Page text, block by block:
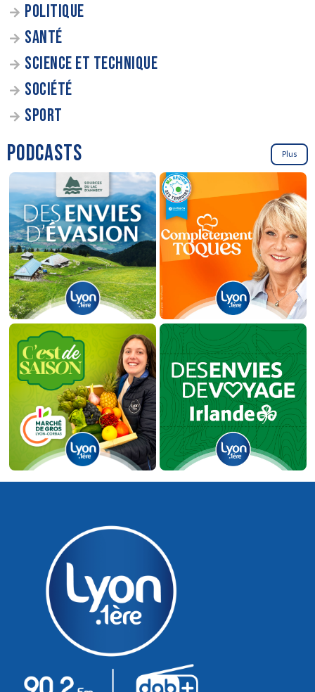
POLITIQUE
SANTÉ
SCIENCE ET TECHNIQUE
SOCIÉTÉ
SPORT
PODCASTS Plus